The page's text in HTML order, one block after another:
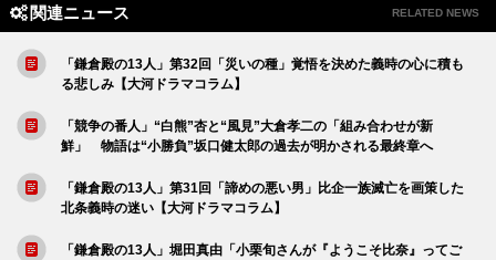
関連ニュース RELATED NEWS
「鎌倉殿の13人」第32回「災いの種」覚悟を決めた義時の心に積も
る悲しみ【大河ドラマコラム】
「競争の番人」“白熊”杏と“風見”大倉孝二の「組み合わせが新
鮮」 物語は“小勝負”坂口健太郎の過去が明かされる最終章へ
「鎌倉殿の13人」第31回「諦めの悪い男」比企一族滅亡を画策した
北条義時の迷い【大河ドラマコラム】
「鎌倉殿の13人」堀田真由「小栗旬さんが『ようこそ比奈』ってご